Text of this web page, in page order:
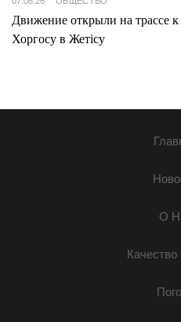
Движение открыли на трассе к
Хоргосу в Жетісу
О
Качество